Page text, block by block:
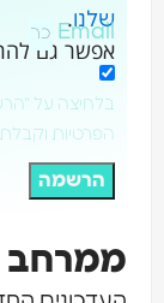
שלנו.
אפשר גם להרשם
Email
בלחיצה על "הרשמה"
הפרטיות וקבלת
הרשמה
ממרחב